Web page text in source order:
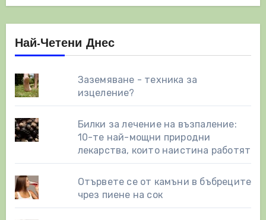
Най-Четени Днес
Заземяване - техника за
изцеление?
Билки за лечение на възпаление:
10-те най-мощни природни
лекарства, които наистина работят
Отървете се от камъни в бъбреците
чрез пиене на сок